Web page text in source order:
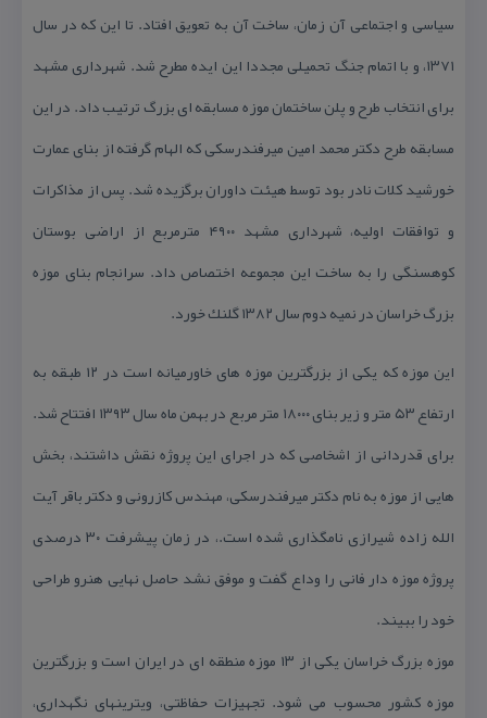
سیاسی و اجتماعی آن زمان، ساخت آن به تعویق افتاد. تا این كه در سال
۱۳۷۱، و با اتمام جنگ تحمیلی مجددا این ایده مطرح شد. شهرداری مشهد
برای انتخاب طرح و پلن ساختمان موزه مسابقه ای بزرگ ترتیب داد. در این
مسابقه طرح دكتر محمد امین میرفندرسكی كه الهام گرفته از بنای عمارت
خورشید كلات نادر بود توسط هیئت داوران برگزیده شد. پس از مذاكرات
و توافقات اولیه، شهرداری مشهد ۴۹۰۰ مترمربع از اراضی بوستان
كوهسنگی را به ساخت این مجموعه اختصاص داد. سرانجام بنای موزه
بزرگ خراسان در نمیه دوم سال ۱۳۸۲ گلنك خورد.
این موزه كه یكی از بزرگترین موزه های خاورمیانه است در ۱۲ طبقه به
ارتفاع ۵۳ متر و زیر بنای ۱۸۰۰۰ متر مربع در بهمن ماه سال ۱۳۹۳ افتتاح شد.
برای قدردانی از اشخاصی كه در اجرای این پروژه نقش داشتند، بخش
هایی از موزه به نام دكتر میرفندرسكی، مهندس كازرونی و دكتر باقر آیت
الله زاده شیرازی نامگذاری شده است.، در زمان پیشرفت ۳۰ درصدی
پروژه موزه دار فانی را وداع گفت و موفق نشد حاصل نهایی هنرو طراحی
خود را ببیند.
موزه بزرگ خراسان یكی از ۱۳ موزه منطقه ای در ایران است و بزرگترین
موزه كشور محسوب می شود. تجهیزات حفاظتی، ویترینهای نگهداری،